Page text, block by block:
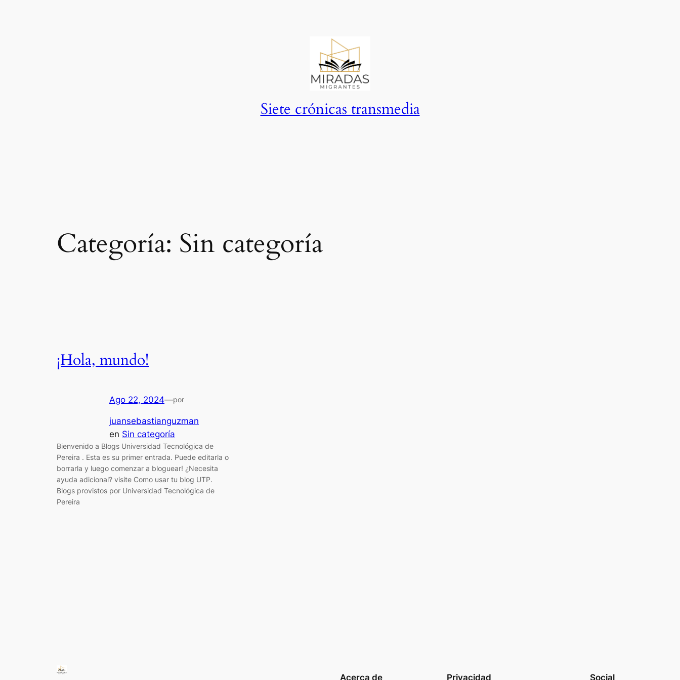
Siete crónicas transmedia
Categoría: Sin categoría
¡Hola, mundo!
Ago 22, 2024—por
juansebastianguzman
en Sin categoría
Bienvenido a Blogs Universidad Tecnológica de
Pereira . Esta es su primer entrada. Puede editarla o
borrarla y luego comenzar a bloguear! ¿Necesita
ayuda adicional? visite Como usar tu blog UTP.
Blogs provistos por Universidad Tecnológica de
Pereira
Acerca de Privacidad Social